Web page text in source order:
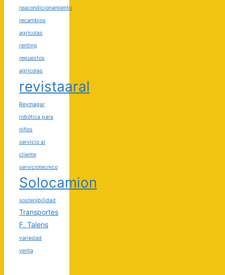
reacondicionamiento
recambios
agrícolas
renting
repuestos
agrícolas
revistaaral
Reymagar
robótica para
niños
servicio al
cliente
serviciotecnico
Solocamion
sostenibilidad
Transportes
F. Talens
variedad
venta